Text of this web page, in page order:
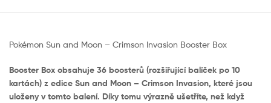
Pokémon Sun and Moon – Crimson Invasion Booster Box
Booster Box obsahuje 36 boosterů (rozšiřující balíček po 10
kartách) z edice Sun and Moon – Crimson Invasion, které jsou
uloženy v tomto balení. Díky tomu výrazně ušetříte, než když